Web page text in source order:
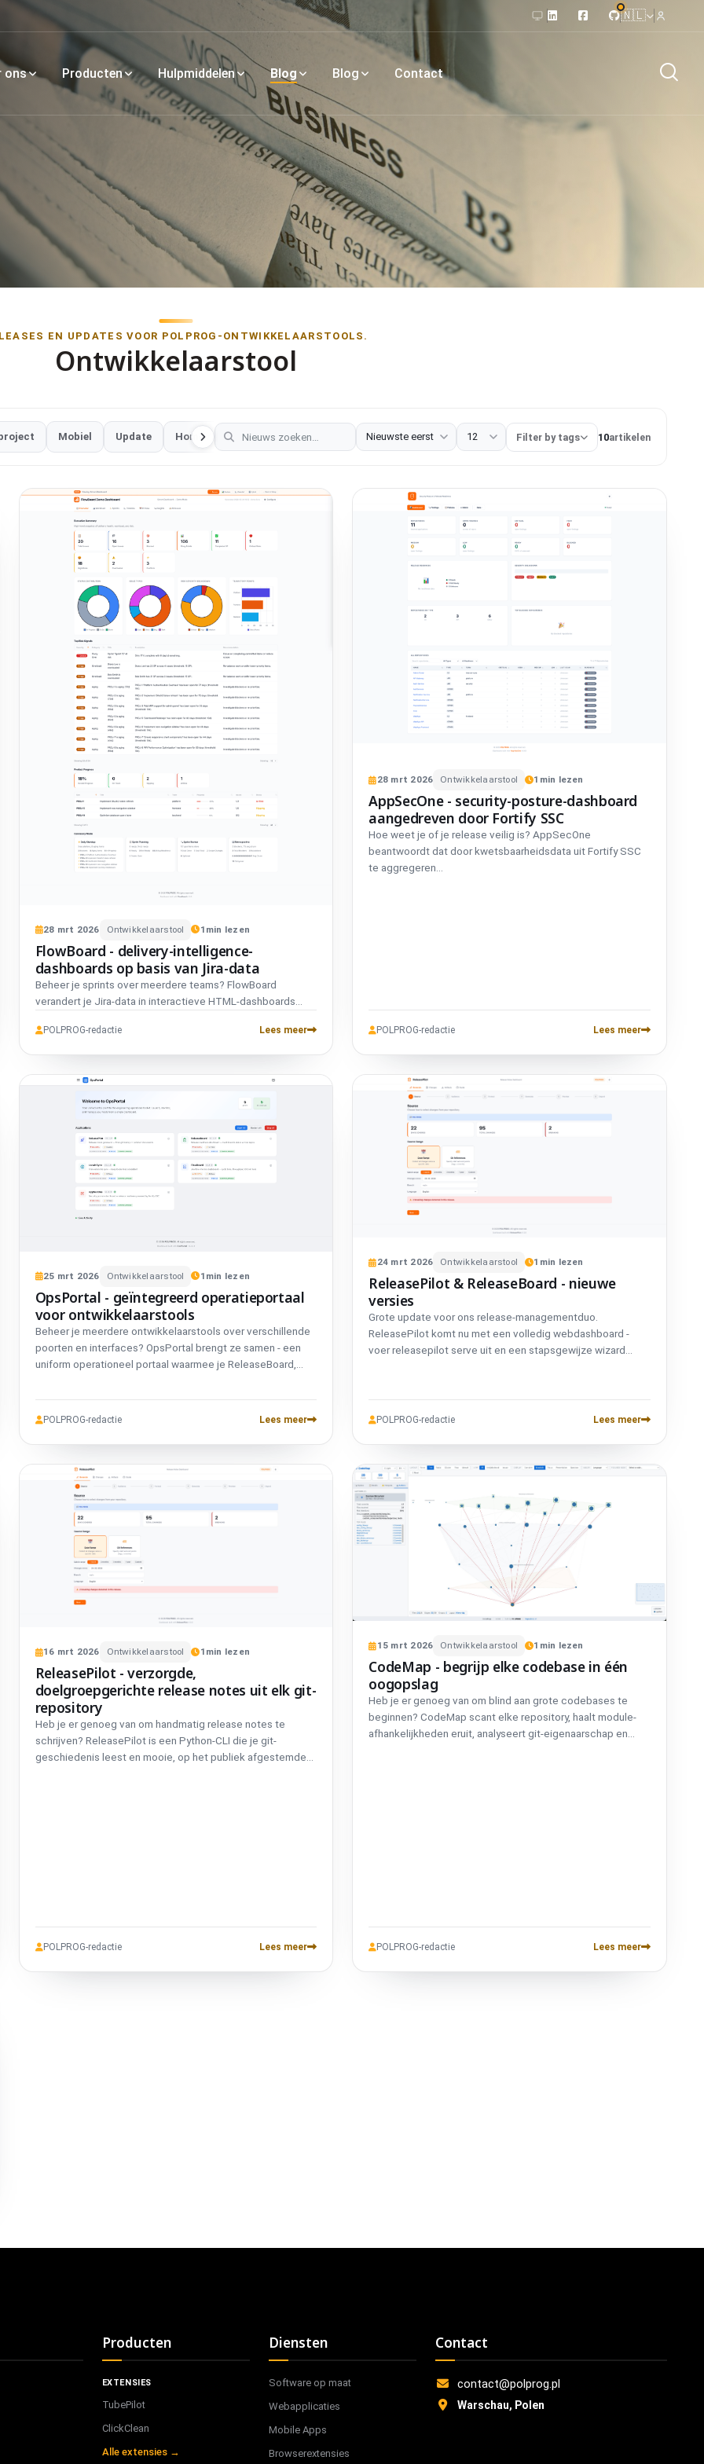
🇳🇱
ons Producten Hulpmiddelen Blog Blog Contact
EN UPDATES VOOR POLPROG-ONTWIKKELAARSTOOLS.
Ontwikkelaarstool
Mobiel Update Home Assistant Browserspel Filter by tags 10artikelen
28 mrt 2026 Ontwikkelaarstool 1 min lezen
FlowBoard - delivery-intelligence-
dashboards op basis van Jira-data
Beheer je sprints over meerdere teams? FlowBoard
verandert je Jira-data in interactieve HTML-dashboards...
POLPROG-redactie Lees meer
28 mrt 2026 Ontwikkelaarstool 1 min lezen
AppSecOne - security-posture-dashboard
aangedreven door Fortify SSC
Hoe weet je of je release veilig is? AppSecOne
beantwoordt dat door kwetsbaarheidsdata uit Fortify SSC
te aggregeren...
POLPROG-redactie Lees meer
25 mrt 2026 Ontwikkelaarstool 1 min lezen
OpsPortal - geïntegreerd operatieportaal
voor ontwikkelaarstools
Beheer je meerdere ontwikkelaarstools over verschillende
poorten en interfaces? OpsPortal brengt ze samen - een
uniform operationeel portaal waarmee je ReleaseBoard,
beheren. Embed tools rechtstreeks in het portaal via iframe,
monitor de gezondheidsstatus, beheer configuraties en
Python, FastAPI en Jinja2. Gratis en open source.
POLPROG-redactie Lees meer
24 mrt 2026 Ontwikkelaarstool 1 min lezen
ReleasePilot & ReleaseBoard - nieuwe
versies
Grote update voor ons release-managementduo.
ReleasePilot komt nu met een volledig webdashboard -
voer releasepilot serve uit en een stapsgewijze wizard
uitvoerformaat en klik op genereren. Het geheel werkt in de
browser - geen terminal meer nodig zodra het draait.
en GitLab- + Python 3.13-ondersteuning. Beide tools zijn
gratis, open source en op GitHub.
POLPROG-redactie Lees meer
16 mrt 2026 Ontwikkelaarstool 1 min lezen
ReleasePilot - verzorgde,
doelgroepgerichte release notes uit elk git-
repository
Heb je er genoeg van om handmatig release notes te
schrijven? ReleasePilot is een Python-CLI die je git-
geschiedenis leest en mooie, op het publiek afgestemde
POLPROG-redactie Lees meer
15 mrt 2026 Ontwikkelaarstool 1 min lezen
CodeMap - begrijp elke codebase in één
oogopslag
Heb je er genoeg van om blind aan grote codebases te
beginnen? CodeMap scant elke repository, haalt module-
afhankelijkheden eruit, analyseert git-eigenaarschap en
POLPROG-redactie Lees meer
Producten
EXTENSIES
TubePilot
ClickClean
Alle extensies →
Diensten
Software op maat
Webapplicaties
Mobile Apps
Browserextensies
Contact
contact@polprog.pl
Warschau, Polen